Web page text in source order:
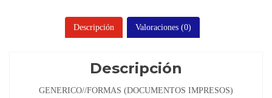
Descripción Valoraciones (0)
Descripción
GENERICO//FORMAS (DOCUMENTOS IMPRESOS)